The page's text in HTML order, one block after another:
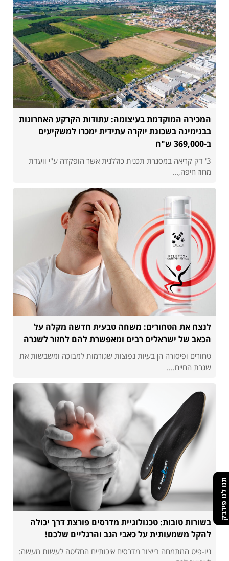
תנו לנו פידבק
המכירה המוקדמת בעיצומה: עתודות הקרקע האחרונות
בבנימינה בשכונת יוקרה עתידית ימכרו למשקיעים
ב-369,000 ש"ח
3' דק קריאה במסגרת תכנית כוללנית אשר הופקדה ע"י וועדת
מחוז חיפה,...
לנצח את הטחורים: משחה טבעית חדשה מקלה על
הכאב של ישראלים רבים ומאפשרת להם לחזור לשגרה
טחורים ופיסורה הן בעיות נפוצות שגורמות למבוכה ומשבשות את
שגרת החיים....
בשורות טובות: טכנולוגיית מדרסים פורצת דרך יכולה
להקל משמעותית על כאבי הגב והרגליים שלכם!
ניו-פיט המתמחה בייצור מדרסים איכותיים החליטה לעשות מעשה: